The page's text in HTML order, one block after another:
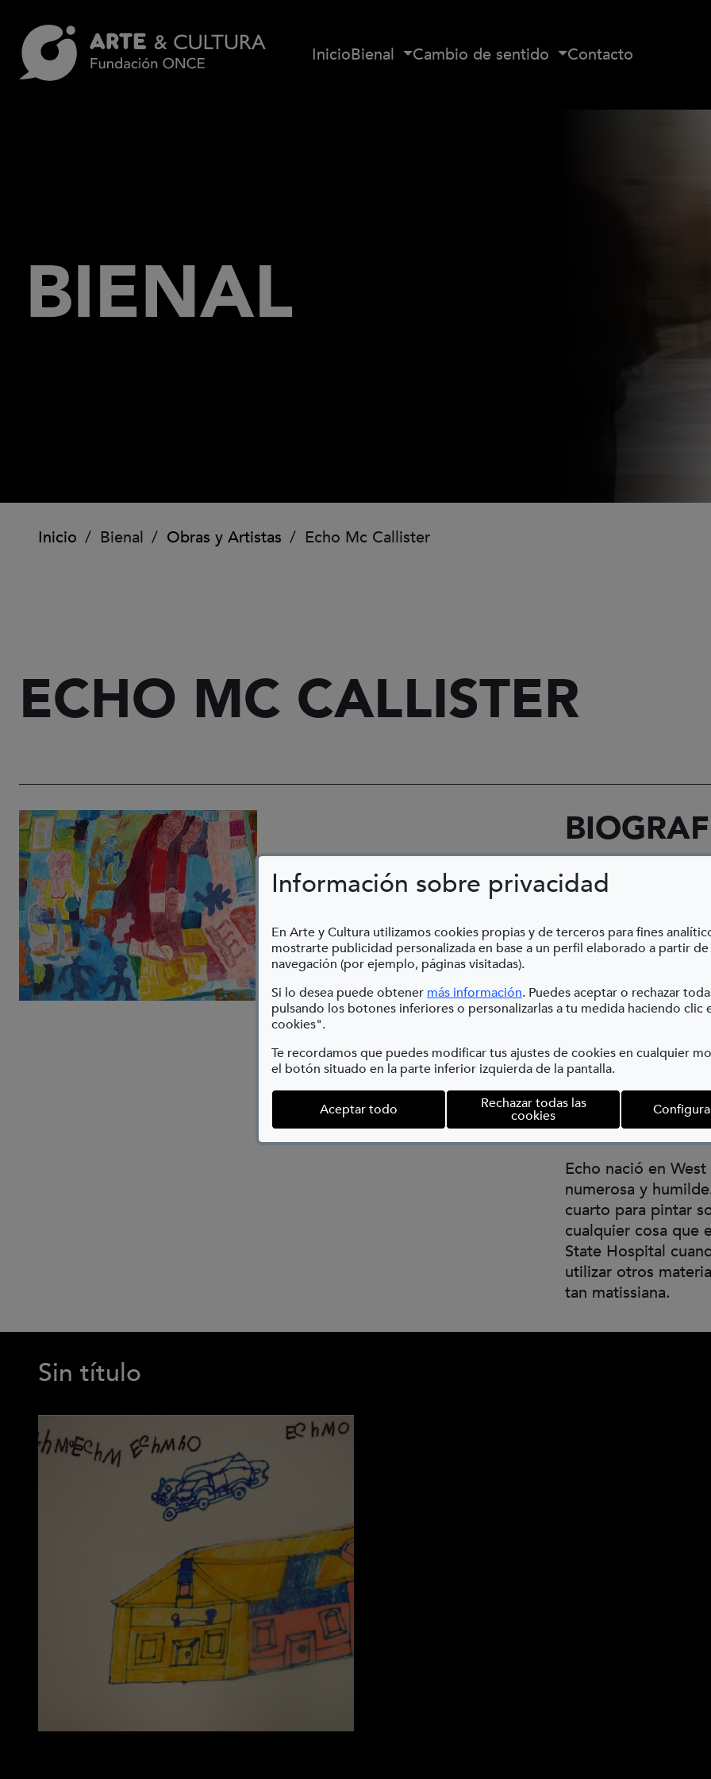
Información sobre privacidad
En Arte y Cultura utilizamos cookies propias y de terceros para fines
mostrarte publicidad personalizada en base a un perfil elaborado a partir
navegación (por ejemplo, páginas visitadas).
Si lo desea puede obtener más información(Abre en nueva ventana)
. Puedes aceptar o rechazar
pulsando los botones inferiores o personalizarlas a tu medida haciendo clic
cookies".
Te recordamos que puedes modificar tus ajustes de cookies en cualquier
el botón situado en la parte inferior izquierda de la pantalla.
Aceptar todo Rechazar todas las
cookies
InicioBienal Cambio de sentido Contacto
BIENAL
Ruta de navegación
Inicio Bienal Obras y Artistas Echo Mc Callister
ECHO MC CALLISTER
West
1945
El estilo de Echo
mano –y sin ser
formas llenas de
del color y recrea
libélulas, flores
sello ingenuo,
o Jasper Johns.
Echo nació en
numerosa y
cuarto para pintar
cualquier cosa que
State Hospital
utilizar otros
tan matissiana.
Sin título